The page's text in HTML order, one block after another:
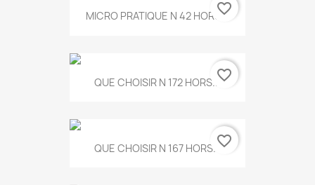
MICRO PRATIQUE N 42 HORS...
favorite_border
QUE CHOISIR N 172 HORS...favorite_border
QUE CHOISIR N 167 HORS...favorite_border